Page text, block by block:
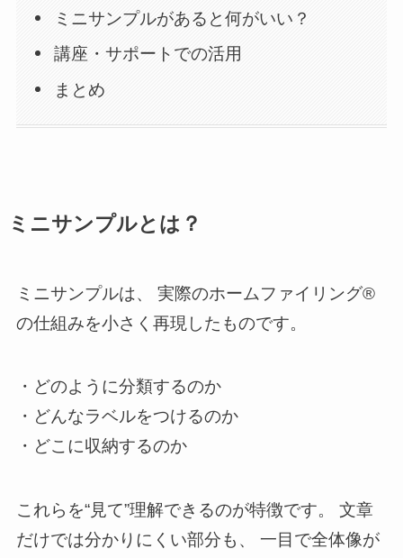
ミニサンプルがあると何がいい？
講座・サポートでの活用
まとめ
ミニサンプルとは？
ミニサンプルは、 実際のホームファイリング®
の仕組みを小さく再現したものです。
・どのように分類するのか
・どんなラベルをつけるのか
・どこに収納するのか
これらを“見て”理解できるのが特徴です。 文章
だけでは分かりにくい部分も、 一目で全体像が